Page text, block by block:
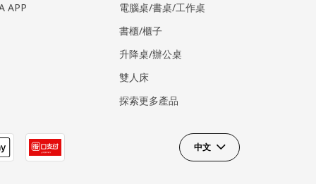
APP
電腦桌/書桌/工作桌
書櫃/櫃子
升降桌/辦公桌
雙人床
探索更多產品
中文